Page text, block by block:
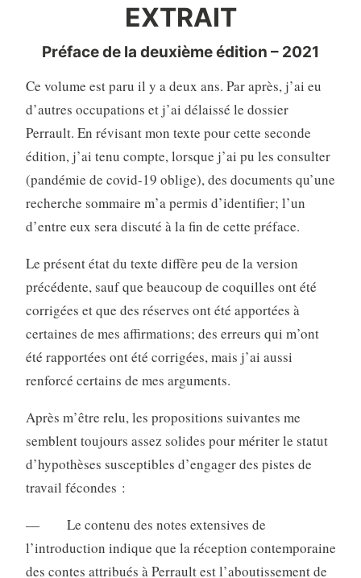
EXTRAIT
Préface de la deuxième édition – 2021
Ce volume est paru il y a deux ans. Par après, j’ai eu
d’autres occupations et j’ai délaissé le dossier
Perrault. En révisant mon texte pour cette seconde
édition, j’ai tenu compte, lorsque j’ai pu les consulter
(pandémie de covid-19 oblige), des documents qu’une
recherche sommaire m’a permis d’identifier; l’un
d’entre eux sera discuté à la fin de cette préface.
Le présent état du texte diffère peu de la version
précédente, sauf que beaucoup de coquilles ont été
corrigées et que des réserves ont été apportées à
certaines de mes affirmations; des erreurs qui m’ont
été rapportées ont été corrigées, mais j’ai aussi
renforcé certains de mes arguments.
Après m’être relu, les propositions suivantes me
semblent toujours assez solides pour mériter le statut
d’hypothèses susceptibles d’engager des pistes de
travail fécondes :
— Le contenu des notes extensives de
l’introduction indique que la réception contemporaine
des contes attribués à Perrault est l’aboutissement de